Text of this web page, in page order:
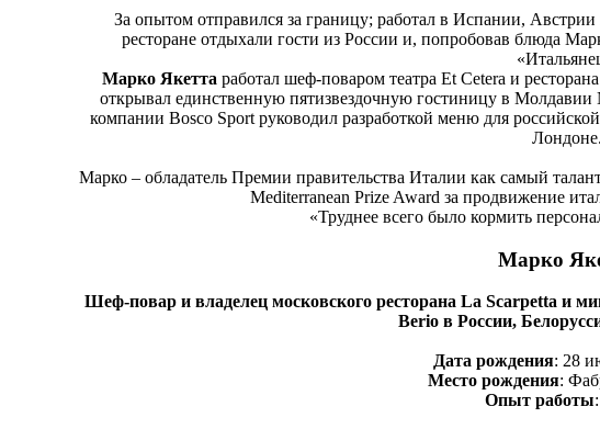
За опытом отправился за границу; работал в Испании,
ресторане отдыхали гости из России и, попробовав блюда
Марко Якетта работал шеф-поваром театра Et Cetera и
открывал единственную пятизвездочную гостиницу в
компании Bosco Sport руководил разработкой меню для
Лондоне.
Марко – обладатель Премии правительства Италии как самый
Mediterranean Prize Award за продвижение
«Труднее всего было кормить
Марко
Шеф-повар и владелец московского ресторана La Scarpetta и
Berio в России,
Дата рождения: 28
Место рождения:
Опыт работы